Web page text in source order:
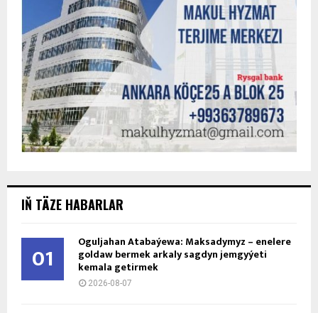
IŇ TÄZE HABARLAR
01 Oguljahan Atabaýewa: Maksadymyz – enelere
goldaw bermek arkaly sagdyn jemgyýeti
kemala getirmek
2026-08-07